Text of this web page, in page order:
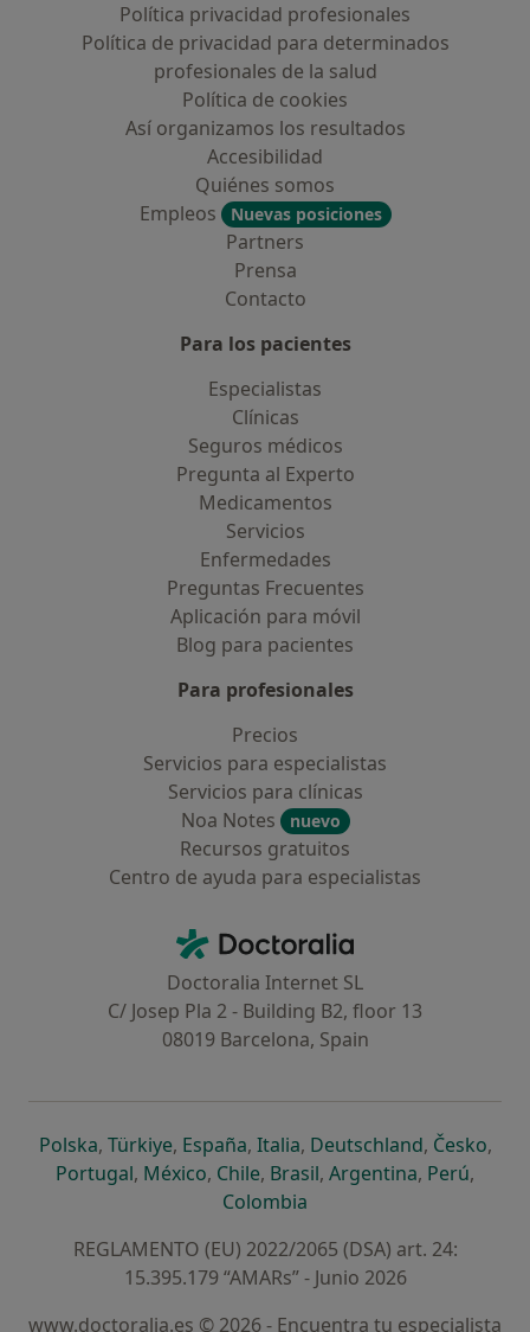
Política privacidad profesionales
Política de privacidad para determinados
profesionales de la salud
Política de cookies
Así organizamos los resultados
Accesibilidad
Quiénes somos
Empleos
Nuevas posiciones
Partners
Prensa
Contacto
Para los pacientes
Especialistas
Clínicas
Seguros médicos
Pregunta al Experto
Medicamentos
Servicios
Enfermedades
Preguntas Frecuentes
Aplicación para móvil
Blog para pacientes
Para profesionales
Precios
Servicios para especialistas
Servicios para clínicas
Noa Notes
nuevo
Recursos gratuitos
Centro de ayuda para especialistas
Doctoralia - Página de inicio
Doctoralia Internet SL
C/ Josep Pla 2 - Building B2, floor 13
08019 Barcelona, Spain
Polskase abre en una nueva pestaña
, Türkiyese abre en una nueva pestaña
, Españase abre en una nueva pestaña
, Italiase abre en una nueva
, Deutschlandse abre en
, Českose
,
Portugalse abre en una nueva pestaña
, Méxicose abre en una nueva pestaña
, Chilese abre en una nueva pestaña
, Brasilse abre en una nueva
, Argentinase abre en
, Perúse
,
Colombia
REGLAMENTO (EU) 2022/2065 (DSA) art. 24:
15.395.179 “AMARs” - Junio 2026
www.doctoralia.es © 2026 - Encuentra tu especialista